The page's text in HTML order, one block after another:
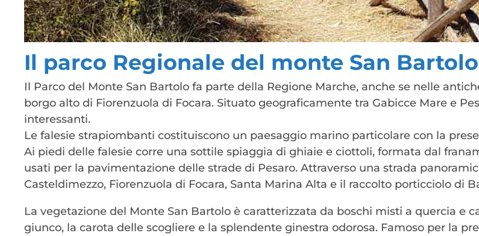
Il parco Regionale del monte San Bartolo
Il Parco del Monte San Bartolo fa parte della Regione Marche, anche se nelle
borgo alto di Fiorenzuola di Focara. Situato geograficamente tra Gabicce Mare e
interessanti.
Le falesie strapiombanti costituiscono un paesaggio marino particolare con la
Ai piedi delle falesie corre una sottile spiaggia di ghiaie e ciottoli, formata dal
usati per la pavimentazione delle strade di Pesaro. Attraverso una strada
Casteldimezzo, Fiorenzuola di Focara, Santa Marina Alta e il raccolto porticciolo di
La vegetazione del Monte San Bartolo è caratterizzata da boschi misti a quercia e
giunco, la carota delle scogliere e la splendente ginestra odorosa. Famoso per la